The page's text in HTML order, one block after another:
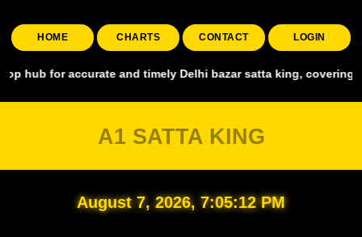
HOME CHARTS CONTACT LOGIN
and timely Delhi bazar satta king, covering all major
A1 SATTA KING
August 7, 2026, 7:05:13 PM